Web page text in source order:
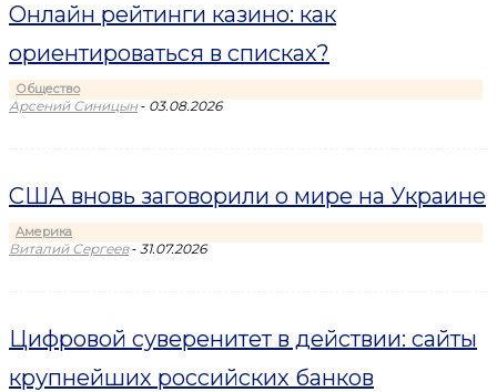
Онлайн рейтинги казино: как
ориентироваться в списках?
Общество
Арсений Синицын - 03.08.2026
США вновь заговорили о мире на Украине
Америка
Виталий Сергеев - 31.07.2026
Цифровой суверенитет в действии: сайты
крупнейших российских банков